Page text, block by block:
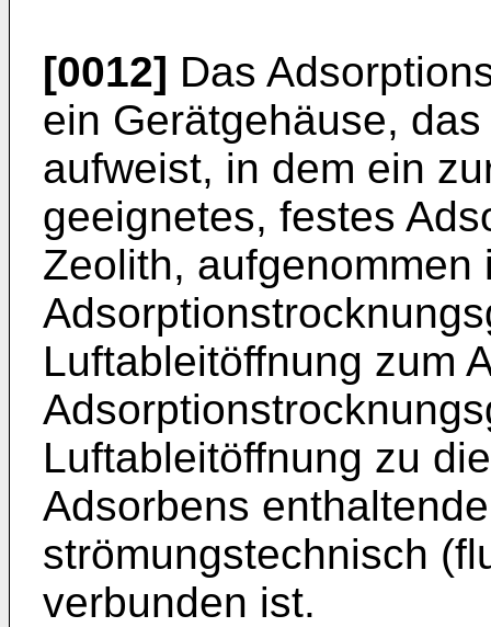
[0012] Das
ein Gerätgehäuse,
aufweist, in dem ein
geeignetes, festes
Zeolith,
Luftableitöffnung zum
Luftableitöffnung zu
Adsorbens
strömungstechnisch
verbunden ist.